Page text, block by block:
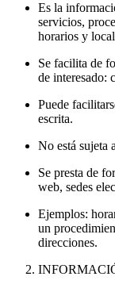
Es la
servicios,
horarios y
Se facilita de
de interesado:
Puede
escrita.
No está sujeta
Se presta de
web, sedes
Ejemplos:
un
direcciones.